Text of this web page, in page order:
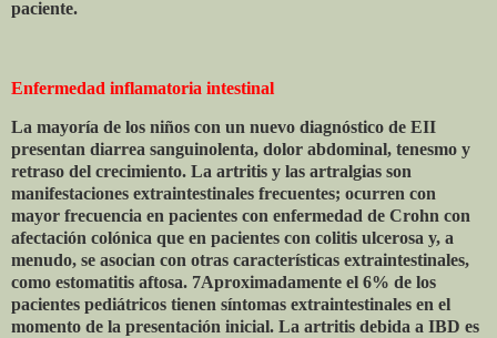
paciente.
Enfermedad inflamatoria intestinal
La mayoría de los niños con un nuevo diagnóstico de EII
presentan diarrea sanguinolenta, dolor abdominal, tenesmo y
retraso del crecimiento. La artritis y las artralgias son
manifestaciones extraintestinales frecuentes; ocurren con
mayor frecuencia en pacientes con enfermedad de Crohn con
afectación colónica que en pacientes con colitis ulcerosa y, a
menudo, se asocian con otras características extraintestinales,
como estomatitis aftosa. 7Aproximadamente el 6% de los
pacientes pediátricos tienen síntomas extraintestinales en el
momento de la presentación inicial. La artritis debida a IBD es